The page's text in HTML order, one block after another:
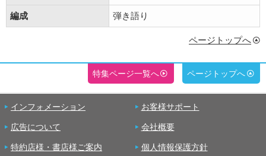
編成 弾き語り
ページトップへ
特集ページ一覧へ ページトップへ
インフォメーション お客様サポート
広告について 会社概要
特約店様・書店様ご案内 個人情報保護方針